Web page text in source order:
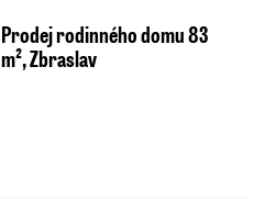
Prodej rodinného domu 83
m², Zbraslav